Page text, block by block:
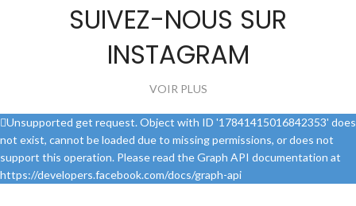
SUIVEZ-NOUS SUR
INSTAGRAM
VOIR PLUS
Unsupported get request. Object with ID '17841415016842353' does
not exist, cannot be loaded due to missing permissions, or does not
support this operation. Please read the Graph API documentation at
https://developers.facebook.com/docs/graph-api